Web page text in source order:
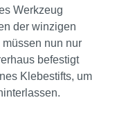
Werkzeug
der winzigen
nun nur
befestigt
Klebestifts, um